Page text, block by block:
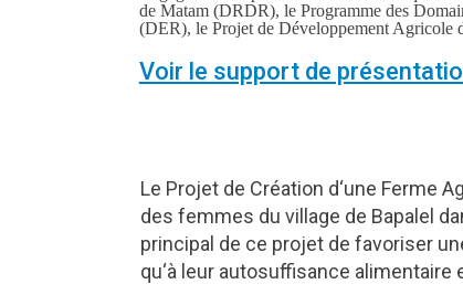
de Matam (DRDR), le Programme des
(DER), le Projet de Développement
Voir le support de
Le Projet de Création d‘une Ferme
des femmes du village de Bapalel
principal de ce projet de favoriser
qu‘à leur autosuffisance